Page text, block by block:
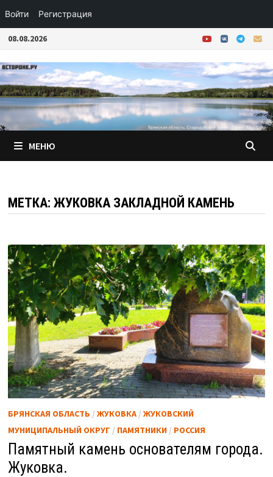
Войти Регистрация
Перейти
содержимому
08.08.2026
МЕНЮ
МЕТКА: ЖУКОВКА ЗАКЛАДНОЙ КАМЕНЬ
БРЯНСКАЯ ОБЛАСТЬ / ЖУКОВКА/ ЖУКОВСКИЙ
МУНИЦИПАЛЬНЫЙ ОКРУГ / ПАМЯТНИКИ/ РОССИЯ
Памятный камень основателям города.
Жуковка.